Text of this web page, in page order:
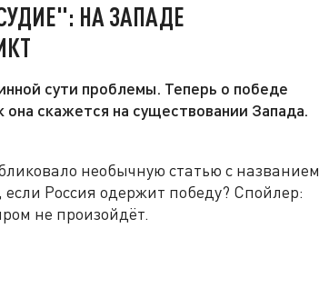
НА ЗАПАДЕ
сути проблемы. Теперь о победе
скажется на существовании Запада.
необычную статью с названием
Россия одержит победу? Спойлер:
не произойдёт.